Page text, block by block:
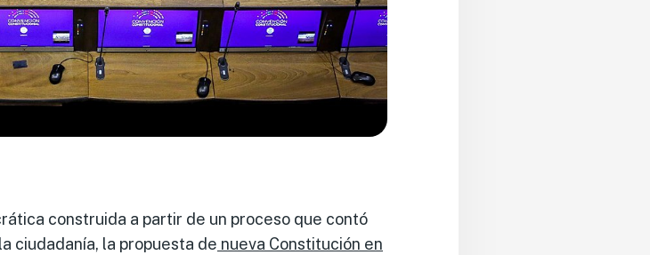
construida a partir de un proceso que contó
ciudadanía, la propuesta de nueva Constitución en